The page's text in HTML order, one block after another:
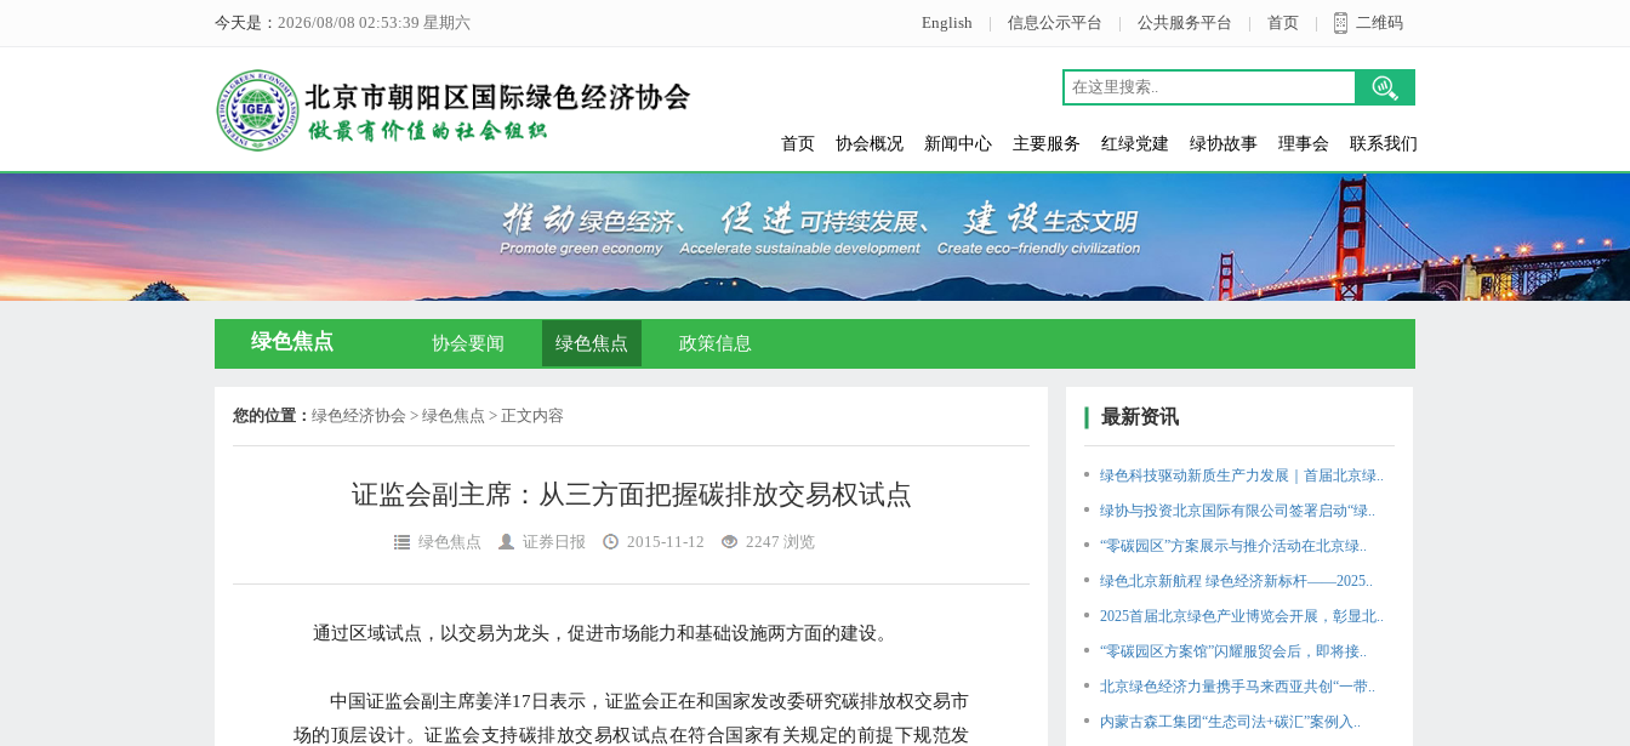
今天是： 2026/08/08 02:53:40 星期六 English | 信息公示平台 | 公共服务平台 | 首页 | 二维码
首页 协会概况 新闻中心 主要服务 红绿党建 绿协故事 理事会 联系我们
绿色焦点 协会要闻 绿色焦点 政策信息
您的位置： 绿色经济协会 > 绿色焦点 > 正文内容
证监会副主席：从三方面把握碳排放交易权试点
绿色焦点 证券日报 2015-11-12 2247 浏览
通过区域试点，以交易为龙头，促进市场能力和基础设施两方面的建设。
中国证监会副主席姜洋17日表示，证监会正在和国家发改委研究碳排放权交易市
场的顶层设计。证监会支持碳排放交易权试点在符合国家有关规定的前提下规范发
最新资讯
绿色科技驱动新质生产力发展｜首届北京绿..
绿协与投资北京国际有限公司签署启动“绿..
“零碳园区”方案展示与推介活动在北京绿..
绿色北京新航程 绿色经济新标杆——2025..
2025首届北京绿色产业博览会开展，彰显北..
“零碳园区方案馆”闪耀服贸会后，即将接..
北京绿色经济力量携手马来西亚共创“一带..
内蒙古森工集团“生态司法+碳汇”案例入..